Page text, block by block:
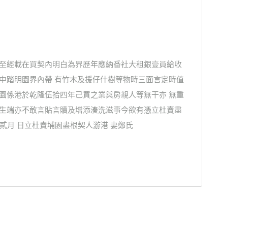
經載在買契內明白為界歷年應納番社大租銀壹員給收
踏明園界內帶 有竹木及援仔什樹等物時三面言定時值
係港於乾隆伍拾四年己買之業與房親人等無干亦 無重
端亦不敢言貼言贖及增添湊洗滋事今欲有憑立杜賣盡
月 日立杜賣埔園盡根契人游港 妻鄭氏